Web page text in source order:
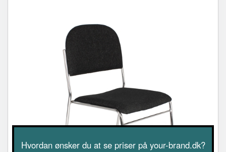
Hvordan ønsker du at se priser på your-brand.dk?